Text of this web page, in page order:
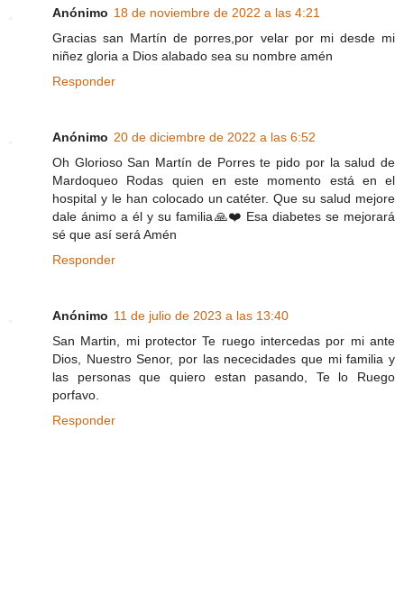
Anónimo 18 de noviembre de 2022 a las 4:21
Gracias san Martín de porres,por velar por mi desde mi
niñez gloria a Dios alabado sea su nombre amén
Responder
Anónimo 20 de diciembre de 2022 a las 6:52
Oh Glorioso San Martín de Porres te pido por la salud de
Mardoqueo Rodas quien en este momento está en el
hospital y le han colocado un catéter. Que su salud mejore
dale ánimo a él y su familia🙏❤️ Esa diabetes se mejorará
sé que así será Amén
Responder
Anónimo 11 de julio de 2023 a las 13:40
San Martin, mi protector Te ruego intercedas por mi ante
Dios, Nuestro Senor, por las nececidades que mi familia y
las personas que quiero estan pasando, Te lo Ruego
porfavo.
Responder